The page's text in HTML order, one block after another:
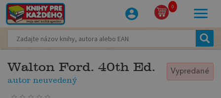
0
Walton Ford. 40th Ed.
autor neuvedený
Vypredané